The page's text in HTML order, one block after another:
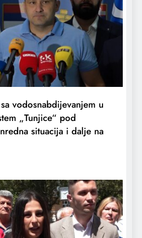
vodosnabdijevanjem u
„Tunjice“ pod
situacija i dalje na